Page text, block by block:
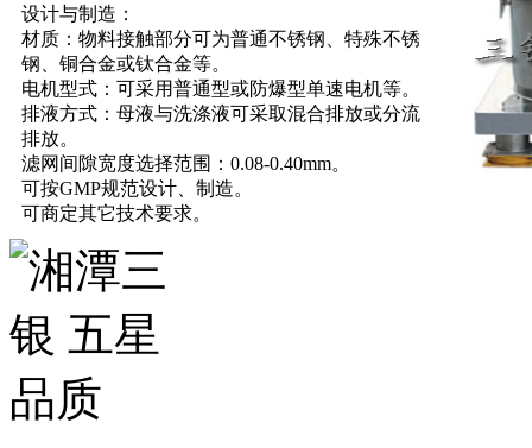
设计与制造：
材质：物料接触部分可为普通不锈钢、特殊不锈
钢、铜合金或钛合金等。
电机型式：可采用普通型或防爆型单速电机等。
排液方式：母液与洗涤液可采取混合排放或分流
排放。
滤网间隙宽度选择范围：0.08-0.40mm。
可按GMP规范设计、制造。
可商定其它技术要求。